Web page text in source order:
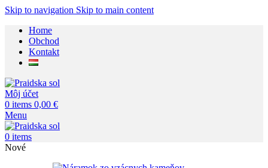
Skip to navigation Skip to main content
Home
Obchod
Kontakt
Môj účet
0 items 0,00 €
Menu
0 items
Nové